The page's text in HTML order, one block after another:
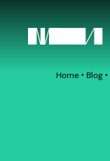
Home‣ Blog‣